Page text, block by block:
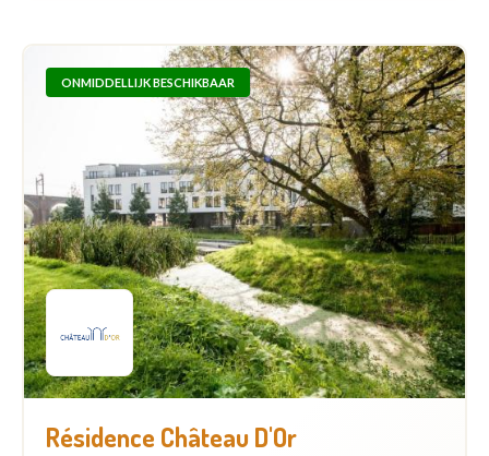
ONMIDDELLIJK BESCHIKBAAR
Résidence Château D'Or